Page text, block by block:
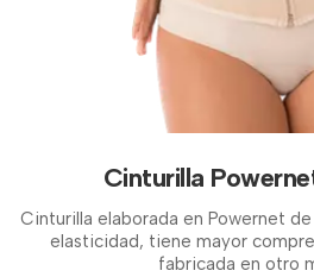
Cinturilla
Cinturilla elaborada en Powernet
elasticidad, tiene mayor
fabricada en otro